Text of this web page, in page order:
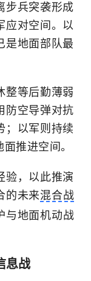
步兵突袭形成
应对空间。以
是地面部队最
整等后勤薄弱
防空导弹对抗
；以军则持续
推进空间。
验，以此推演
的未来混合战
与地面机动战
息战